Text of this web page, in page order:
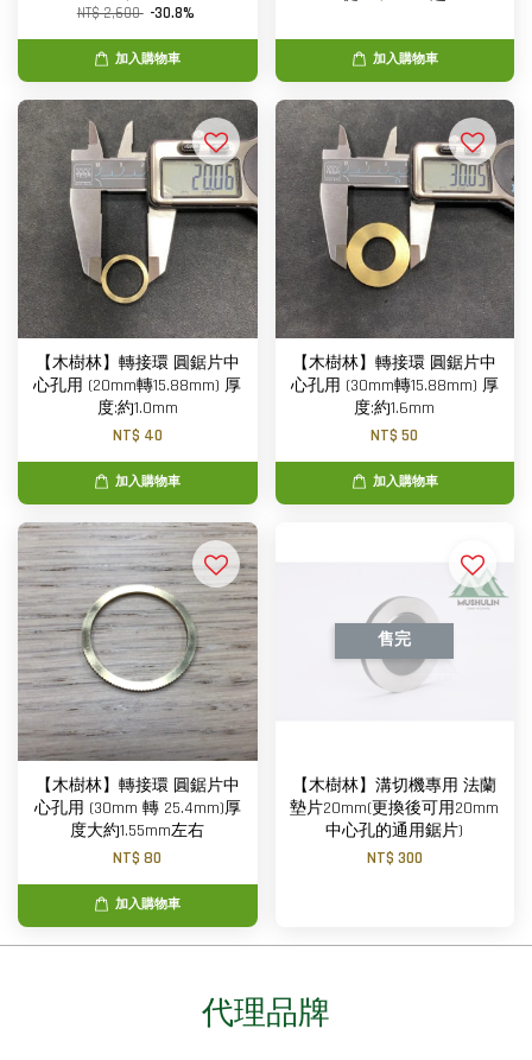
NT$ 2,600 -30.8%
加入購物車 加入購物車
【木樹林】轉接環 圓鋸片中
心孔用 (20mm轉15.88mm) 厚
度:約1.0mm
NT$ 40
加入購物車
【木樹林】轉接環 圓鋸片中
心孔用 (30mm轉15.88mm) 厚
度:約1.6mm
NT$ 50
加入購物車
【木樹林】轉接環 圓鋸片中
心孔用 (30mm 轉 25.4mm)厚
度大約1.55mm左右
NT$ 80
加入購物車
售完
【木樹林】溝切機專用 法蘭
墊片20mm(更換後可用20mm
中心孔的通用鋸片)
NT$ 300
代理品牌